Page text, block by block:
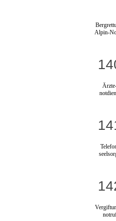
Alpin-